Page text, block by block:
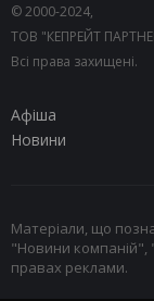
© 2000-2024,
ТОВ "КЕПРЕЙТ
Всі права захищені.
Афіша
Новини
Матеріали, що
"Новини компаній",
правах реклами.